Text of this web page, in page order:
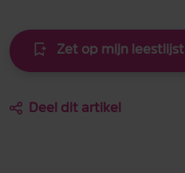
Zet op mijn leestlijst
Deel dit artikel